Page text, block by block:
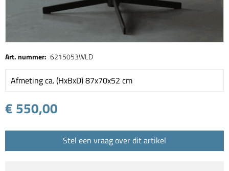
Art. nummer: 6215053WLD
Afmeting ca. (HxBxD) 87x70x52 cm
€ 550,00
Stel een vraag over dit artikel